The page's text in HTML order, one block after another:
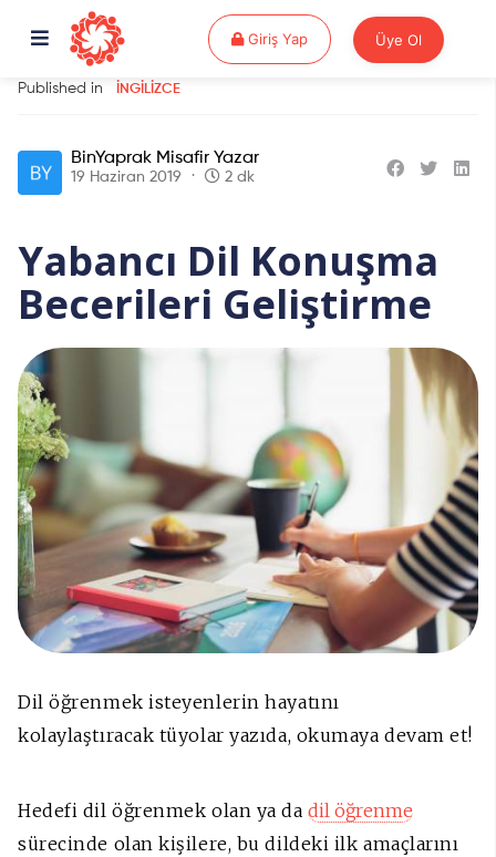
Giriş YapGiriş Yap Üye Ol
Published in İNGILIZCE
BinYaprak Misafir Yazar
19 Haziran 2019 2 dk
Yabancı Dil Konuşma
Becerileri Geliştirme
Dil öğrenmek isteyenlerin hayatını
kolaylaştıracak tüyolar yazıda, okumaya devam et!
Hedefi dil öğrenmek olan ya dadil öğrenme
sürecinde olan kişilere, bu dildeki ilk amaçlarını